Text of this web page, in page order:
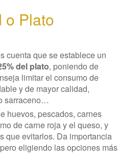
o Plato
cuenta que se establece un
del plato, poniendo de
limitar el consumo de
y de mayor calidad,
sarraceno…
huevos, pescados, carnes
de carne roja y el queso, y
que evitarlos. Da importancia
eligiendo las opciones más